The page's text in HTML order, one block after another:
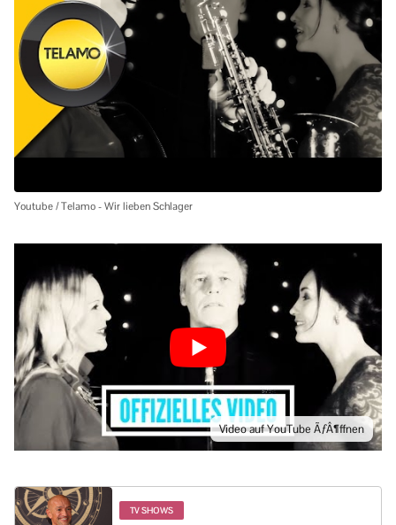
Youtube / Telamo - Wir lieben Schlager
Video auf YouTube ÃƒÂ¶ffnen
TV SHOWS